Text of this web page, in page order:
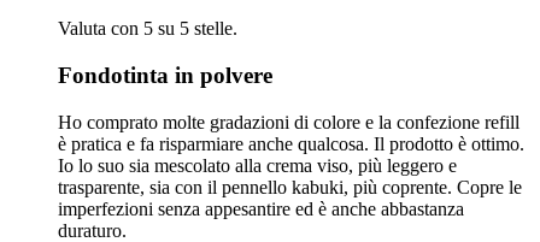
Valuta con 5 su 5 stelle.
Fondotinta in polvere
Ho comprato molte gradazioni di colore e la confezione refill
è pratica e fa risparmiare anche qualcosa. Il prodotto è ottimo.
Io lo suo sia mescolato alla crema viso, più leggero e
trasparente, sia con il pennello kabuki, più coprente. Copre le
imperfezioni senza appesantire ed è anche abbastanza
duraturo.